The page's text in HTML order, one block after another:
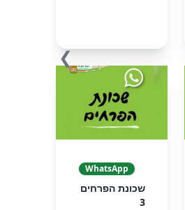
WhatsApp
שכונת הפרחים
3
❯